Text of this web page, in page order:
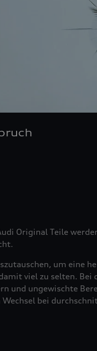
Original Teile
um eine
viel zu selten. Bei
und ungewischte
bei